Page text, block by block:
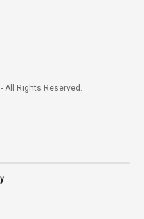
- All Rights Reserved.